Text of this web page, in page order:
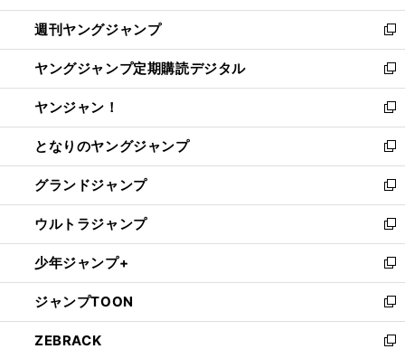
開
く
ウ
で
開
く
ン
ド
ウ
で
開
く
ウ
ィ
ン
ド
ウ
で
開
く
週刊ヤングジャンプ
新
し
い
ウ
ィ
ン
ド
ウ
で
開
く
ヤングジャンプ定期購読デジタル
新
し
い
ウ
ィ
ン
ド
ウ
で
開
く
ヤンジャン！
新
し
い
ウ
ィ
ン
ド
ウ
で
開
く
となりのヤングジャンプ
新
し
い
ウ
ィ
ン
ド
ウ
で
開
く
グランドジャンプ
新
し
い
ウ
ィ
ン
ド
ウ
で
ウルトラジャンプ
新
し
い
ウ
ィ
ン
ド
少年ジャンプ+
新
し
い
ウ
ィ
ジャンプTOON
新
し
い
ZEBRACK
新